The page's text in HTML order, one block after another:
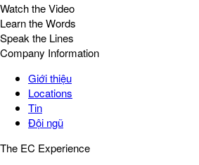
Watch the Video
Learn the Words
Speak the Lines
Company Information
Giới thiệu
Locations
Tin
Đội ngũ
The EC Experience